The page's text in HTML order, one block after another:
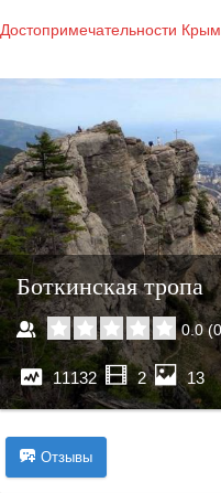
Достопримечательности
Боткинская тропа
0.0(0
11132 2 13
Отзывы